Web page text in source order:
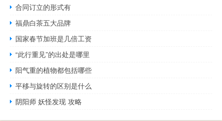
合同订立的形式有
福鼎白茶五大品牌
国家春节加班是几倍工资
“此行重见”的出处是哪里
阳气重的植物都包括哪些
平移与旋转的区别是什么
阴阳师 妖怪发现 攻略